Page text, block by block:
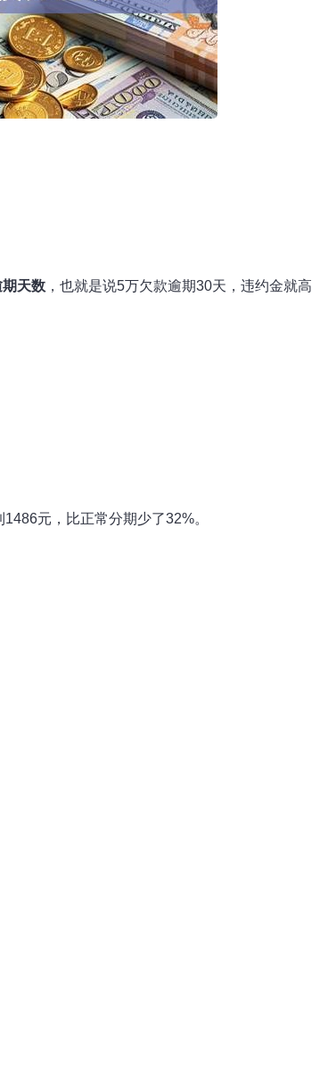
天数 ，也就是说5万欠款逾期30天，违约金就高
元，比正常分期少了32%。